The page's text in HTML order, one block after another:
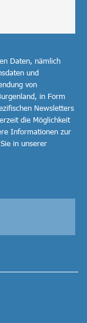
Daten, nämlich
und
von
in Form
Newsletters
die Möglichkeit
Informationen zur
in unserer